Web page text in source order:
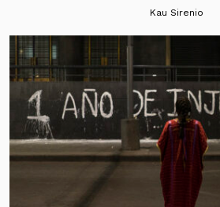
Kau Sirenio